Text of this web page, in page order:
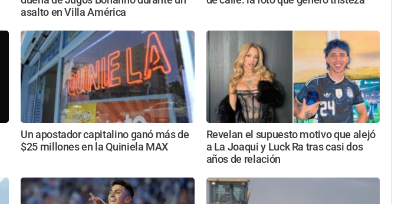
asalto en Villa América
Un apostador capitalino ganó más de
$25 millones en la Quiniela MAX
Revelan el supuesto motivo que alejó
a La Joaqui y Luck Ra tras casi dos
años de relación